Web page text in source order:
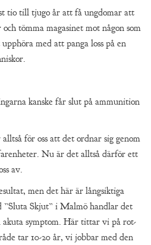
tio till tjugo år att få ungdomar att
tömma magasinet mot någon som
med att panga loss på en
kanske får slut på ammunition
för oss att det ordnar sig genom
Nu är det alltså därför ett
av.
men det här är långsiktiga
”Sluta Skjut” i Malmö handlar det
symptom. Här tittar vi på rot-
tar 10-20 år, vi jobbar med den